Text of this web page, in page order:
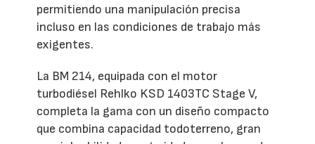
permitiendo una manipulación precisa
incluso en las condiciones de trabajo más
exigentes.
La BM 214, equipada con el motor
turbodiésel Rehlko KSD 1403TC Stage V,
completa la gama con un diseño compacto
que combina capacidad todoterreno, gran